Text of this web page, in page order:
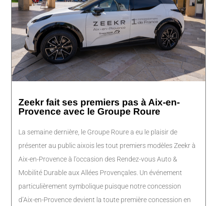
Zeekr fait ses premiers pas à Aix-en-
Provence avec le Groupe Roure
La semaine dernière, le Groupe Roure a eu le plaisir de
présenter au public aixois les tout premiers modèles Zeekr à
Aix-en-Provence à l’occasion des Rendez-vous Auto &
Mobilité Durable aux Allées Provençales. Un événement
particulièrement symbolique puisque notre concession
d’Aix-en-Provence devient la toute première concession en